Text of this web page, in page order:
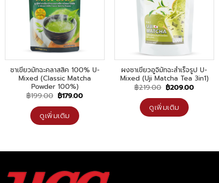
ชาเขียวมัทฉะคลาสสิค 100% U-
Mixed (Classic Matcha
Powder 100%)
฿199.00 Original
price
was:
฿199.00.
฿179.00Current
ดูเพิ่มเติม
ผงชาเขียวอูจิมัทฉะสำเร็จรูป U-
Mixed (Uji Matcha Tea 3in1)
฿219.00 Original
price
was:
฿219.00.
฿209.00Current
ดูเพิ่มเติม